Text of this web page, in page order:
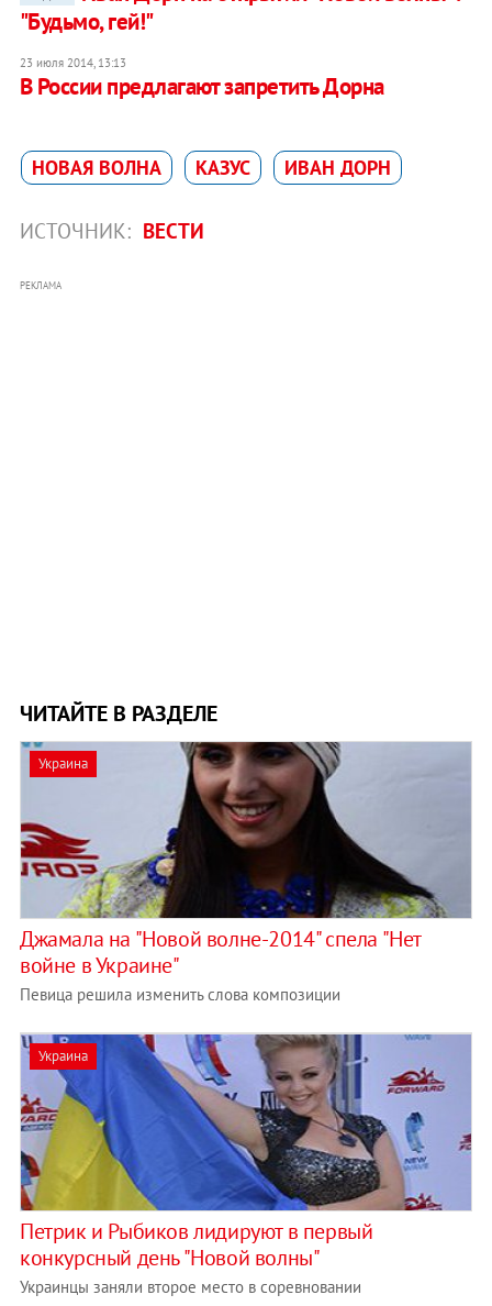
"Будьмо, гей!"
23 июля 2014, 13:13
В России предлагают запретить Дорна
НОВАЯ ВОЛНА КАЗУС ИВАН ДОРН
ИСТОЧНИК: ВЕСТИ
РЕКЛАМА
ЧИТАЙТЕ В РАЗДЕЛЕ
Украина
Джамала на "Новой волне-2014" спела "Нет
войне в Украине"
Певица решила изменить слова композиции
Украина
Петрик и Рыбиков лидируют в первый
конкурсный день "Новой волны"
Украинцы заняли второе место в соревновании